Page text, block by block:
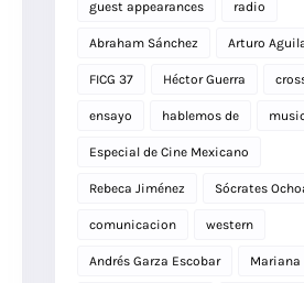
guest appearances radio
Abraham Sánchez Arturo
FICG 37 Héctor Guerra
ensayo hablemos de
Especial de Cine Mexicano
Rebeca Jiménez Sócrates
comunicacion western
Andrés Garza Escobar